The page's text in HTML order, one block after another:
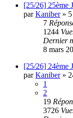
[25/26] 25ème
parKaniber»
7
1244
Dernier
8 mars
[25/26] 24ème
parKaniber»
1
2
19
3726